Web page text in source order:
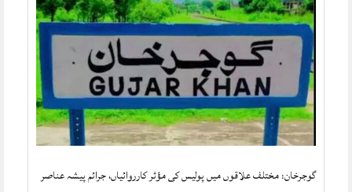
گوجرخان: مختلف علاقوں میں پولیس کی مؤثر کارروائیاں، جرائم پیشہ عناصر